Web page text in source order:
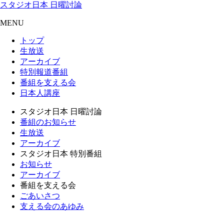
スタジオ日本 日曜討論
MENU
トップ
生放送
アーカイブ
特別報道番組
番組を支える会
日本人講座
スタジオ日本 日曜討論
番組のお知らせ
生放送
アーカイブ
スタジオ日本 特別番組
お知らせ
アーカイブ
番組を支える会
ごあいさつ
支える会のあゆみ